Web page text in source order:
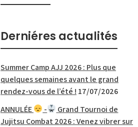
Derniéres actualités
Summer Camp AJJ 2026 : Plus que
quelques semaines avant le grand
rendez-vous de l’été ! 17/07/2026
ANNULÉE
-
Grand Tournoi de
Jujitsu Combat 2026 : Venez vibrer sur